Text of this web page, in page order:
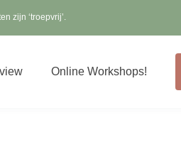
zijn ‘troepvrij’.
Online Workshops!